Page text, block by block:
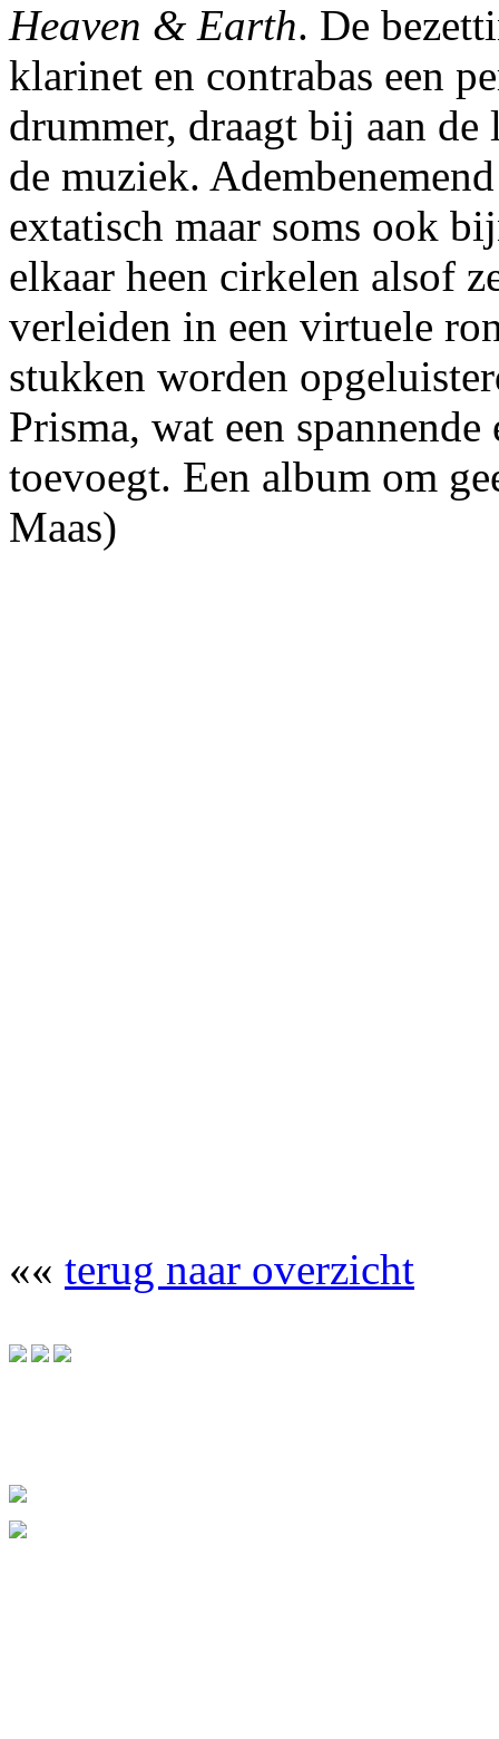
Heaven & Earth. De
klarinet en contrabas een
drummer, draagt bij aan
de muziek.
extatisch maar soms ook
elkaar heen cirkelen alsof
verleiden in een virtuele
stukken worden
Prisma, wat een
toevoegt. Een album om
Maas)
«« terug naar overzicht